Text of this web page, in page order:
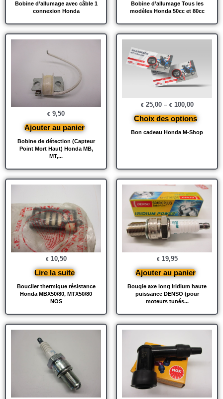
Bobine d’allumage avec câble 1
connexion Honda
Bobine d’allumage Tous les
modèles Honda 50cc et 80cc
Bobine de détection (Capteur
Point Mort Haut) Honda MB,
MT,...
€ 9,50
Ajouter au panier
Bon cadeau Honda M-Shop
€ 25,00– € 100,00
Choix des options
Bouclier thermique résistance
Honda MBX50/80, MTX50/80
NOS
€ 10,50
Lire la suite
Bougie axe long Iridium haute
puissance DENSO (pour
moteurs tunés...
€ 19,95
Ajouter au panier